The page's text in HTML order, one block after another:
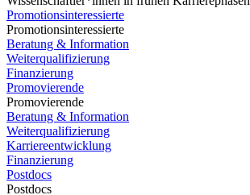
Promotionsinteressierte
Promotionsinteressierte
Beratung & Information
Weiterqualifizierung
Finanzierung
Promovierende
Promovierende
Beratung & Information
Weiterqualifizierung
Karriereentwicklung
Finanzierung
Postdocs
Postdocs